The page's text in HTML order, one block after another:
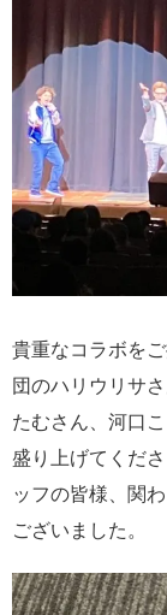
貴重なコラボを
団のハリウリサ
たむさん、河口
盛り上げてくだ
ッフの皆様、関
ございました。